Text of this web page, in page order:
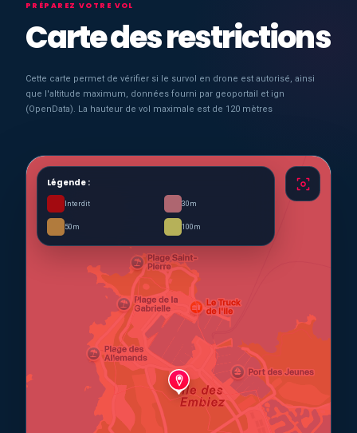
PRÉPAREZ VOTRE VOL
Carte des restrictions
Cette carte permet de vérifier si le survol en drone est autorisé, ainsi
que l'altitude maximum, données fourni par geoportail et ign
(OpenData). La hauteur de vol maximale est de 120 mètres
Légende :
Interdit 30m
50m 100m